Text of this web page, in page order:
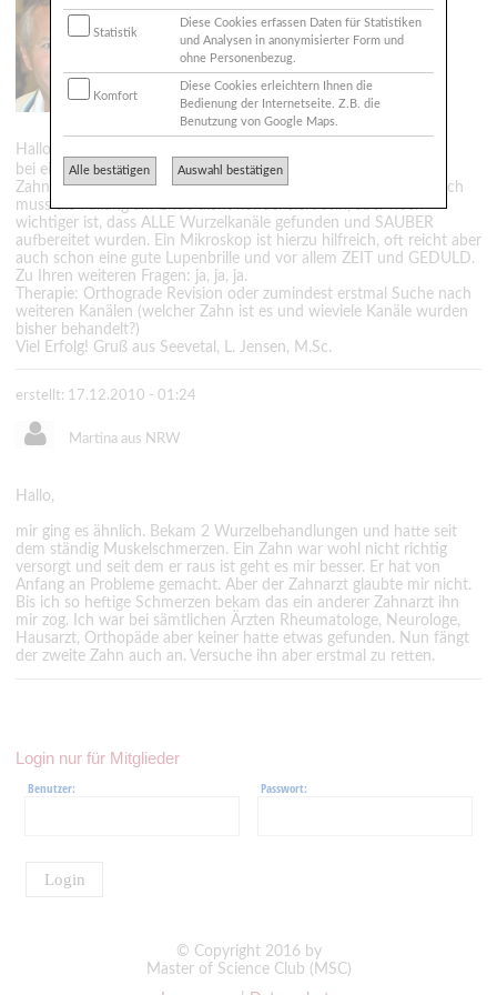
Jensen M.Sc.
21218 Seevetal
zahnarzt-jensen@t-online.de
http://www.zahnarzt-jensen.de
Hallo Maik,
bei einer wurzelbehandlung
ist es nicht so wichtig, was in den
Zahn REIN kkomtt, sondern was aus ihm RAUS kommt. Natürlich
muss die Füllung am Ende dicht kondensiert sein, aber noch
wichtiger ist, dass ALLE Wurzelkanäle gefunden und SAUBER
aufbereitet wurden. Ein Mikroskop ist hierzu hilfreich, oft reicht aber
auch schon eine gute Lupenbrille und vor allem ZEIT und GEDULD.
Zu Ihren weiteren Fragen: ja, ja, ja.
Therapie: Orthograde Revision oder zumindest erstmal Suche nach
weiteren Kanälen (welcher Zahn ist es und wieviele Kanäle wurden
bisher behandelt?)
Viel Erfolg! Gruß aus Seevetal, L. Jensen, M.Sc.
erstellt: 17.12.2010 - 01:24
Martina aus NRW
Hallo,
mir ging es ähnlich. Bekam 2 Wurzelbehandlungen und hatte seit
dem ständig Muskelschmerzen. Ein Zahn war wohl nicht richtig
versorgt und seit dem er raus ist geht es mir besser. Er hat von
Anfang an Probleme gemacht. Aber der Zahnarzt glaubte mir nicht.
Bis ich so heftige Schmerzen bekam das ein anderer Zahnarzt ihn
mir zog. Ich war bei sämtlichen Ärzten Rheumatologe, Neurologe,
Hausarzt, Orthopäde aber keiner hatte etwas gefunden. Nun fängt
der zweite Zahn auch an. Versuche ihn aber erstmal zu retten.
Login nur für Mitglieder
Benutzer: Passwort:
Login
© Copyright 2016 by
Master of Science Club (MSC)
Statistik
Diese Cookies erfassen Daten für Statistiken
und Analysen in anonymisierter Form und
ohne Personenbezug.
Komfort
Diese Cookies erleichtern Ihnen die
Bedienung der Internetseite. Z.B. die
Benutzung von Google Maps.
Alle bestätigen Auswahl bestätigen